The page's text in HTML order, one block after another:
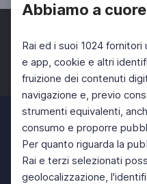
Abbiamo a
Rai ed i suoi 1024
e app, cookie e altri
fruizione dei contenuti
navigazione e, previo
strumenti equivalenti,
consumo e proporre
Per quanto riguarda la
Rai e terzi selezionati
geolocalizzazione,
Facebook